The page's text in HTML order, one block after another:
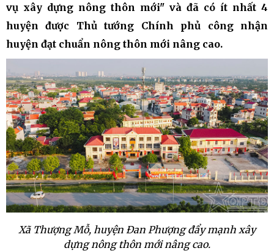
vụ xây dựng nông thôn mới" và đã có ít nhất 4
huyện được Thủ tướng Chính phủ công nhận
huyện đạt chuẩn nông thôn mới nâng cao.
Xã Thượng Mỗ, huyện Đan Phượng đẩy mạnh xây
dựng nông thôn mới nâng cao.